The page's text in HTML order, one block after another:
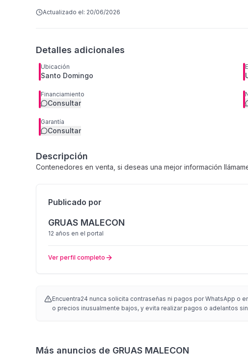
Actualizado el: 20/06/2026
Detalles adicionales
Ubicación
Santo Domingo
Financiamiento
Consultar
Garantía
Consultar
Descripción
Contenedores en venta, si deseas una mejor información
Publicado por
GRUAS MALECON
12 años en el portal
Ver perfil completo
Encuentra24 nunca solicita contraseñas ni pagos por WhatsApp o
o precios inusualmente bajos, y evita realizar pagos o adelantos
Más anuncios de GRUAS MALECON